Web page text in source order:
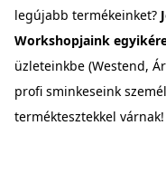
legújabb termékeinket?
Workshopjaink
üzleteinkbe (Westend,
profi sminkeseink
terméktesztekkel várnak!